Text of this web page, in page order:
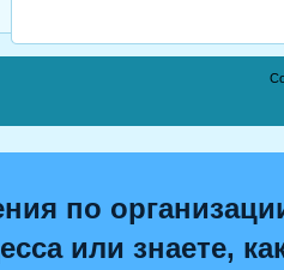
по
или знаете,